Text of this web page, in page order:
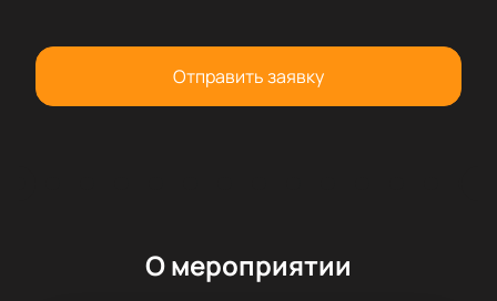
Отправить заявку
О мероприятии